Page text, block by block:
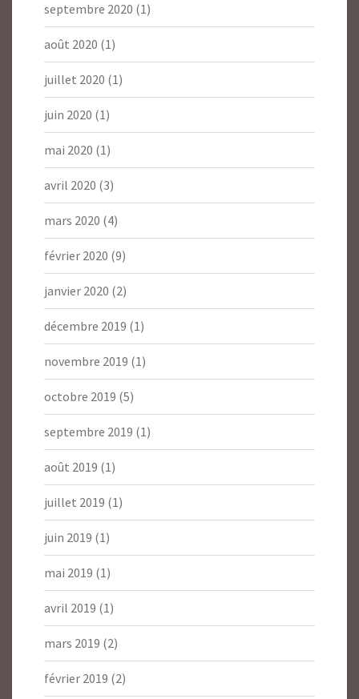
septembre 2020 (1)
août 2020 (1)
juillet 2020 (1)
juin 2020 (1)
mai 2020 (1)
avril 2020 (3)
mars 2020 (4)
février 2020 (9)
janvier 2020 (2)
décembre 2019 (1)
novembre 2019 (1)
octobre 2019 (5)
septembre 2019 (1)
août 2019 (1)
juillet 2019 (1)
juin 2019 (1)
mai 2019 (1)
avril 2019 (1)
mars 2019 (2)
février 2019 (2)